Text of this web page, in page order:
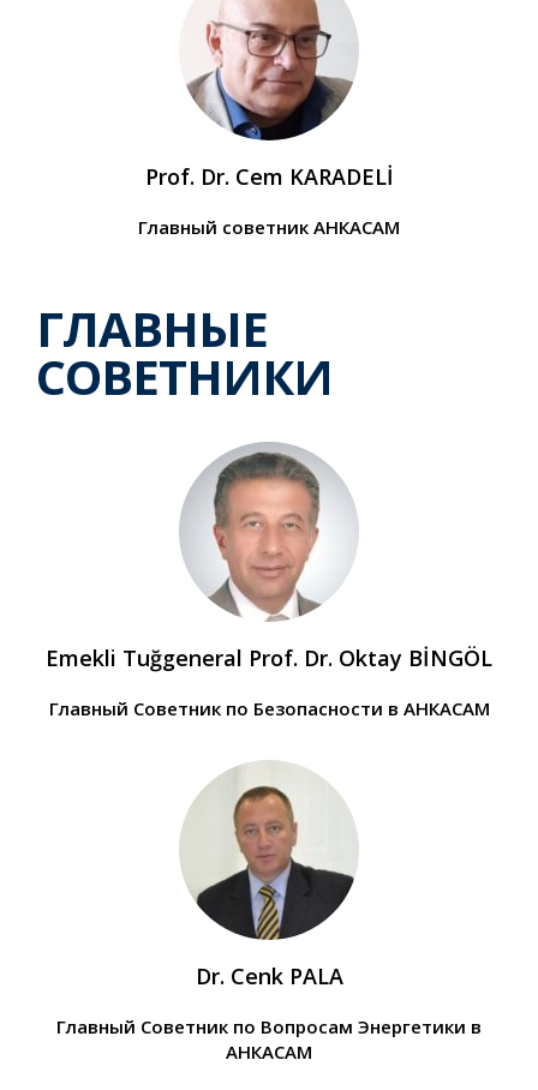
Prof. Dr. Cem KARADELİ
Главный советник АНКАСАМ
ГЛАВНЫЕ
СОВЕТНИКИ
Emekli Tuğgeneral Prof. Dr. Oktay BİNGÖL
Главный Советник по Безопасности в АНКАСАМ
Dr. Cenk PALA
Главный Советник по Вопросам Энергетики в
АНКАСАМ